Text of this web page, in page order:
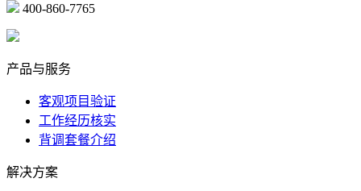
400-860-7765
产品与服务
客观项目验证
工作经历核实
背调套餐介绍
解决方案